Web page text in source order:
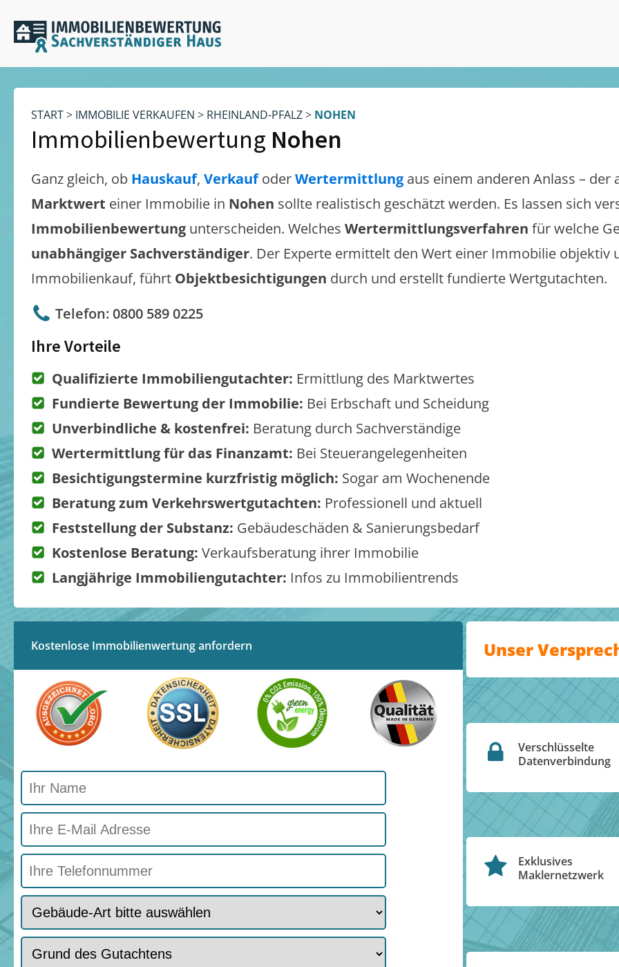
START> IMMOBILIE VERKAUFEN > RHEINLAND-PFALZ> NOHEN
Immobilienbewertung Nohen
Ganz gleich, ob Hauskauf, VerkaufoderWertermittlung aus einem anderen Anlass – der
Marktwert einer Immobilie in Nohen sollte realistisch geschätzt werden. Es lassen sich
Immobilienbewertung unterscheiden. Welches Wertermittlungsverfahren für welche
unabhängiger Sachverständiger. Der Experte ermittelt den Wert einer Immobilie objektiv
Immobilienkauf, führt Objektbesichtigungen durch und erstellt fundierte Wertgutachten.
Telefon: 0800 589 0225
Ihre Vorteile
Qualifizierte Immobiliengutachter: Ermittlung des Marktwertes
Fundierte Bewertung der Immobilie: Bei Erbschaft und Scheidung
Unverbindliche & kostenfrei: Beratung durch Sachverständige
Wertermittlung für das Finanzamt: Bei Steuerangelegenheiten
Besichtigungstermine kurzfristig möglich: Sogar am Wochenende
Beratung zum Verkehrswertgutachten: Professionell und aktuell
Feststellung der Substanz: Gebäudeschäden & Sanierungsbedarf
Kostenlose Beratung: Verkaufsberatung ihrer Immobilie
Langjährige Immobiliengutachter: Infos zu Immobilientrends
Kostenlose Immobilienwertung anfordern Unser
Verschlüsselte
Datenverbindung
Exklusives
Maklernetzwerk